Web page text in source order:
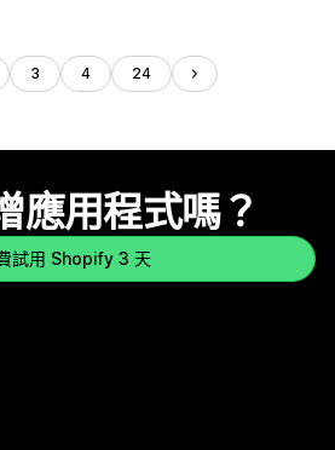
3 4 24
應用程式嗎？
試用 Shopify 3 天